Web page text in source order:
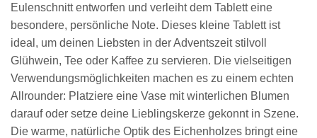
Eulenschnitt entworfen und verleiht dem Tablett eine
besondere, persönliche Note. Dieses kleine Tablett ist
ideal, um deinen Liebsten in der Adventszeit stilvoll
Glühwein, Tee oder Kaffee zu servieren. Die vielseitigen
Verwendungsmöglichkeiten machen es zu einem echten
Allrounder: Platziere eine Vase mit winterlichen Blumen
darauf oder setze deine Lieblingskerze gekonnt in Szene.
Die warme, natürliche Optik des Eichenholzes bringt eine